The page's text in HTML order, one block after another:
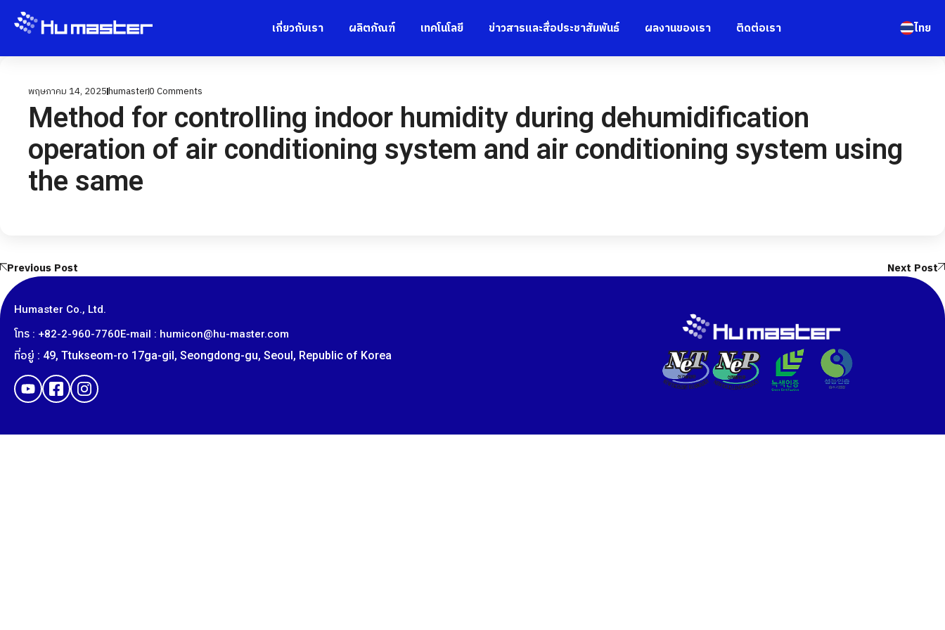
เกี่ยวกับเรา ผลิตภัณฑ์ เทคโนโลยี ข่าวสารและสื่อประชาสัมพันธ์ ผลงานของเรา ติดต่อเรา ไทย
พฤษภาคม 14, 2025humaster0Comments
Method for controlling indoor humidity during dehumidification
operation of air conditioning system and air conditioning system using
the same
Previous Post Next Post
Humaster Co., Ltd.
โทร : +82-2-960-7760E-mail : humicon@hu-master.com
ที่อยู่ : 49, Ttukseom-ro 17ga-gil, Seongdong-gu, Seoul, Republic of Korea